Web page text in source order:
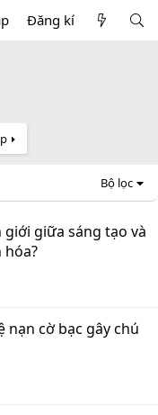
Đăng kí
Bộ lọc
giới giữa sáng tạo và
hóa?
nạn cờ bạc gây chú